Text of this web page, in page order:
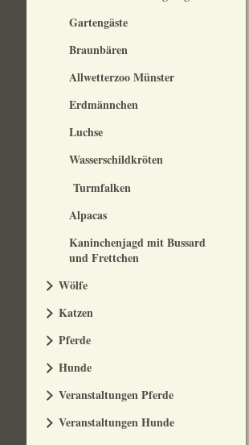
Gartengäste
Braunbären
Allwetterzoo Münster
Erdmännchen
Luchse
Wasserschildkröten
Turmfalken
Alpacas
Kaninchenjagd mit Bussard
und Frettchen
Wölfe
Katzen
Pferde
Hunde
Veranstaltungen Pferde
Veranstaltungen Hunde